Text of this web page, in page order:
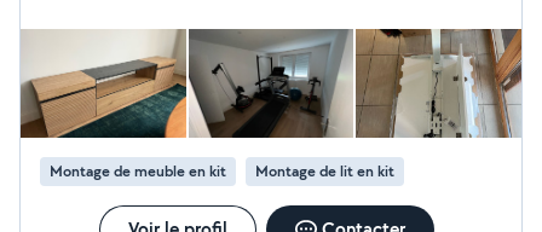
s'occupe notamment des tringles et rails à rideaux, des
luminaires et des étagères si vous le souhaitez. Nous
proposons nos services seul ou à deux contre une
rémunération bien accessible à tout le monde car nous
aimons beaucoup notre travail et nous finançons un
projet personnel chacun de notre coté donc nous
sommes au plus haut degrés de motivation pour vous
apportez les meilleurs services possibles. Nous
Montage de meuble en kit Montage de lit en kit